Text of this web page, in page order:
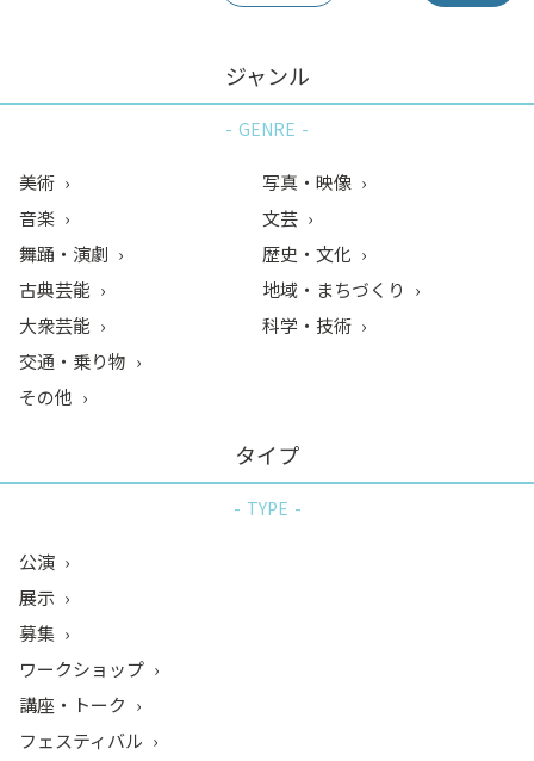
ジャンル
GENRE
美術
音楽
舞踊・演劇
古典芸能
大衆芸能
写真・映像
文芸
歴史・文化
地域・まちづくり
科学・技術
交通・乗り物
その他
タイプ
TYPE
公演
展示
募集
ワークショップ
講座・トーク
フェスティバル